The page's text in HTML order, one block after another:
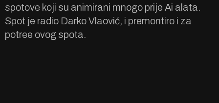
spotove koji su animirani mnogo prije Ai alata.
Spot je radio Darko Vlaović, i premontiro i za
potree ovog spota.